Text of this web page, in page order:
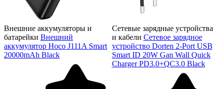
Внешние аккумуляторы и
батарейки Внешний
аккумулятор Hoco J111A Smart
20000mAh Black
Сетевые зарядные устройства
и кабели Сетевое зарядное
устройство Dorten 2-Port USB
Smart ID 20W Gan Wall Quick
Charger PD3.0+QC3.0 Black